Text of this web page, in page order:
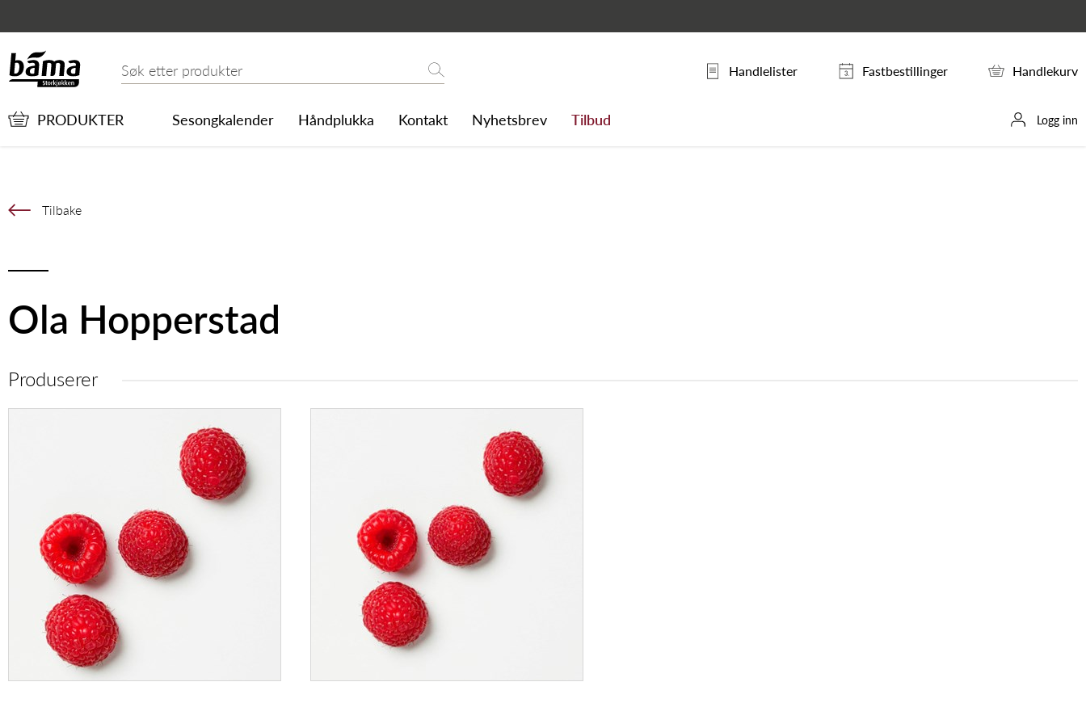
Ola Hopperstad
Søk etter
Søk
Handlelister Fastbestillinger Handlekurv
PRODUKTER Sesongkalender Håndplukka Kontakt Nyhetsbrev Tilbud Logg inn
Tilbake
Ola Hopperstad
Produserer
BRINGEBÆR
N. 125gr
BRINGEBÆR
300 GR.